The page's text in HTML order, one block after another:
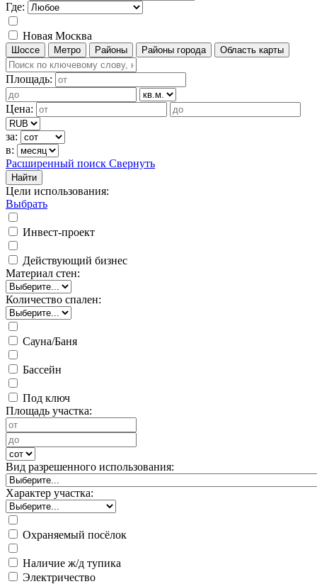
Где:
Новая Москва
Шоссе Метро Районы Районы города Область карты
Площадь:
Цена:
за:
в:
Расширенный поиск Свернуть
Найти
Цели использования:
Выбрать
Инвест-проект
Действующий бизнес
Материал стен:
Количество спален:
Сауна/Баня
Бассейн
Под ключ
Площадь участка:
Вид разрешенного использования:
Характер участка:
Охраняемый посёлок
Наличие ж/д тупика
Электричество